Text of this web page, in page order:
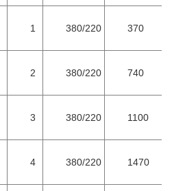
1 380/220 370
2 380/220 740
3 380/220 1100
4 380/220 1470